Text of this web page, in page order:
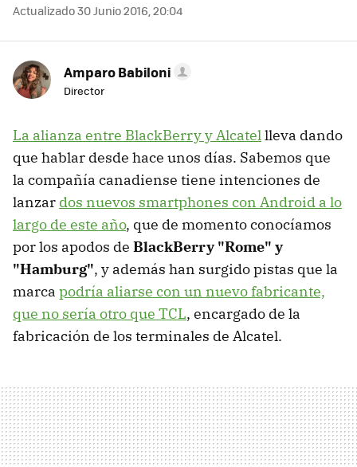
Actualizado 30 Junio 2016, 20:04
Amparo Babiloni
Director
La alianza entre BlackBerry y Alcatellleva dando
que hablar desde hace unos días. Sabemos que
la compañía canadiense tiene intenciones de
lanzar dos nuevos smartphones con Android a lo
largo de este año, que de momento conocíamos
por los apodos de BlackBerry "Rome" y
"Hamburg", y además han surgido pistas que la
marca podría aliarse con un nuevo fabricante,
que no sería otro que TCL, encargado de la
fabricación de los terminales de Alcatel.